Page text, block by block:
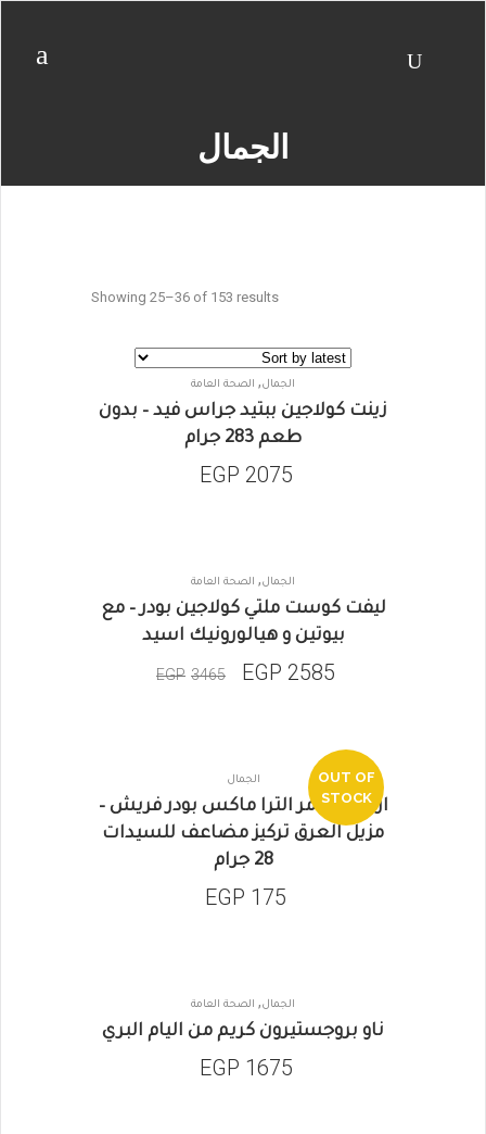
الجمال
Showing 25–36 of 153 results
الجمال, الصحة العامة
زينت كولاجين ببتيد جراس فيد – بدون
طعم 283 جرام
EGP 2075
الجمال, الصحة العامة
ليفت كوست ملتي كولاجين بودر – مع
بيوتين و هيالورونيك اسيد
EGP 3465 EGP 2585
OUT OF
STOCK
الجمال
ارم اند هامر الترا ماكس بودر فريش –
مزيل العرق تركيز مضاعف للسيدات
28 جرام
EGP 175
الجمال, الصحة العامة
ناو بروجستيرون كريم من اليام البري
EGP 1675